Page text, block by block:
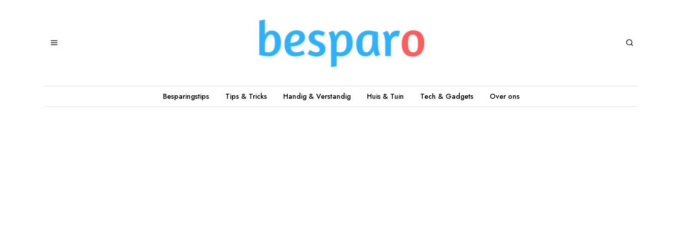
Besparingstips Tips & Tricks Handig & Verstandig Huis & Tuin Tech & Gadgets Over ons